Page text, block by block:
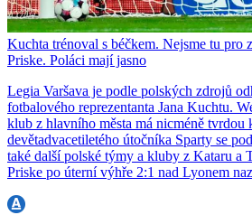
Kuchta trénoval s béčkem. Nejsme tu pro
Priske. Poláci mají jasno
Legia Varšava je podle polských zdrojů
fotbalového reprezentanta Jana Kuchtu.
klub z hlavního města má nicméně tvrdou
devětadvacetiletého útočníka Sparty se
také další polské týmy a kluby z Kataru a
Priske po úterní výhře 2:1 nad Lyonem